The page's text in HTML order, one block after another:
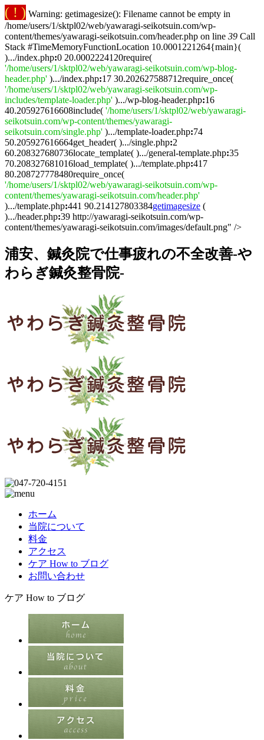
( ! ) Warning: getimagesize(): Filename cannot be empty in
/home/users/1/sktpl02/web/yawaragi-seikotsuin.com/wp-
content/themes/yawaragi-seikotsuin.com/header.php on line 39 Call
Stack #TimeMemoryFunctionLocation 10.0001221264{main}(
).../index.php:0 20.0002224120require(
'/home/users/1/sktpl02/web/yawaragi-seikotsuin.com/wp-blog-
header.php' ).../index.php:17 30.202627588712require_once(
'/home/users/1/sktpl02/web/yawaragi-seikotsuin.com/wp-
includes/template-loader.php' ).../wp-blog-header.php:16
40.205927616608include( '/home/users/1/sktpl02/web/yawaragi-
seikotsuin.com/wp-content/themes/yawaragi-
seikotsuin.com/single.php' ).../template-loader.php:74
50.205927616664get_header( ).../single.php:2
60.208327680736locate_template( ).../general-template.php:35
70.208327681016load_template( ).../template.php:417
80.208727778480require_once(
'/home/users/1/sktpl02/web/yawaragi-seikotsuin.com/wp-
content/themes/yawaragi-seikotsuin.com/header.php'
).../template.php:441 90.214127803384getimagesize (
).../header.php:39 http://yawaragi-seikotsuin.com/wp-
content/themes/yawaragi-seikotsuin.com/images/default.png" />
浦安、鍼灸院で仕事疲れの不全改善-や
わらぎ鍼灸整骨院-
ホーム
当院について
料金
アクセス
ケア How to ブログ
お問い合わせ
ケア How to ブログ